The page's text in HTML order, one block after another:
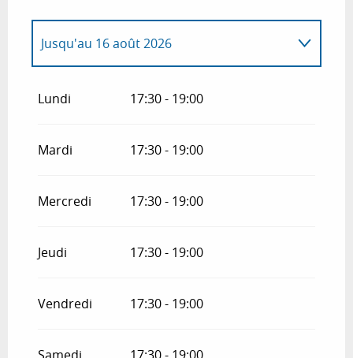
Jusqu'au 16 août 2026
Lundi 17:30 - 19:00
Mardi 17:30 - 19:00
Mercredi 17:30 - 19:00
Jeudi 17:30 - 19:00
Vendredi 17:30 - 19:00